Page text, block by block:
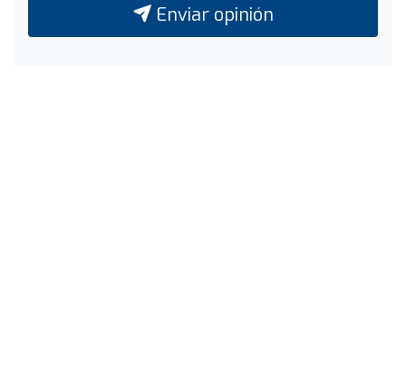
Enviar opinión